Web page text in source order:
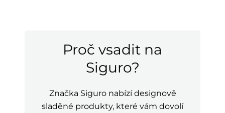
Proč vsadit na
Siguro?
Značka Siguro nabízí designově
sladěné produkty, které vám dovolí